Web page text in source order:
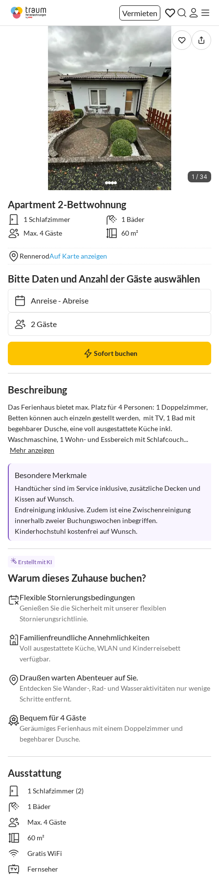
Vermieten
1 / 34
Apartment 2-Bettwohnung
1 Schlafzimmer
1 Bäder
Max. 4 Gäste
60 m²
RennerodAuf Karte anzeigen
Bitte Daten und Anzahl der Gäste auswählen
Anreise- Abreise
Sofort buchen
Beschreibung
Das Ferienhaus bietet max. Platz für 4 Personen: 1 Doppelzimmer,
Betten können auch einzeln gestellt werden,  mit TV, 1 Bad mit
begehbarer Dusche, eine voll ausgestattete Küche inkl.
Waschmaschine, 1 Wohn- und Essbereich mit Schlafcouch...
Mehr anzeigen
Besondere Merkmale
Handtücher sind im Service inklusive, zusätzliche Decken und
Kissen auf Wunsch.
Endreinigung inklusive. Zudem ist eine Zwischenreinigung
innerhalb zweier Buchungswochen inbegriffen.
Kinderhochstuhl kostenfrei auf Wunsch.
Erstellt mit KI
Warum dieses Zuhause buchen?
Flexible Stornierungsbedingungen
Genießen Sie die Sicherheit mit unserer flexiblen
Stornierungsrichtlinie.
Familienfreundliche Annehmlichkeiten
Voll ausgestattete Küche, WLAN und Kinderreisebett
verfügbar.
Draußen warten Abenteuer auf Sie.
Entdecken Sie Wander-, Rad- und Wasseraktivitäten nur wenige
Schritte entfernt.
Bequem für 4 Gäste
Geräumiges Ferienhaus mit einem Doppelzimmer und
begehbarer Dusche.
Ausstattung
1 Schlafzimmer (2)
1 Bäder
Max. 4 Gäste
60 m²
Gratis WiFi
Fernseher